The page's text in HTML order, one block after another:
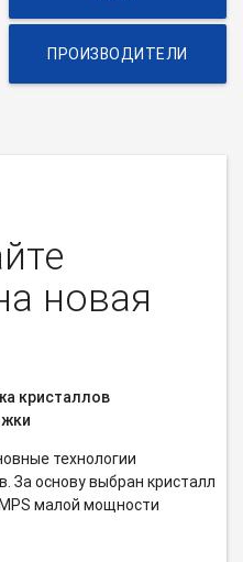
ПРОИЗВОДИТЕЛИ
новая
кристаллов
технологии
За основу выбран кристалл
малой мощности